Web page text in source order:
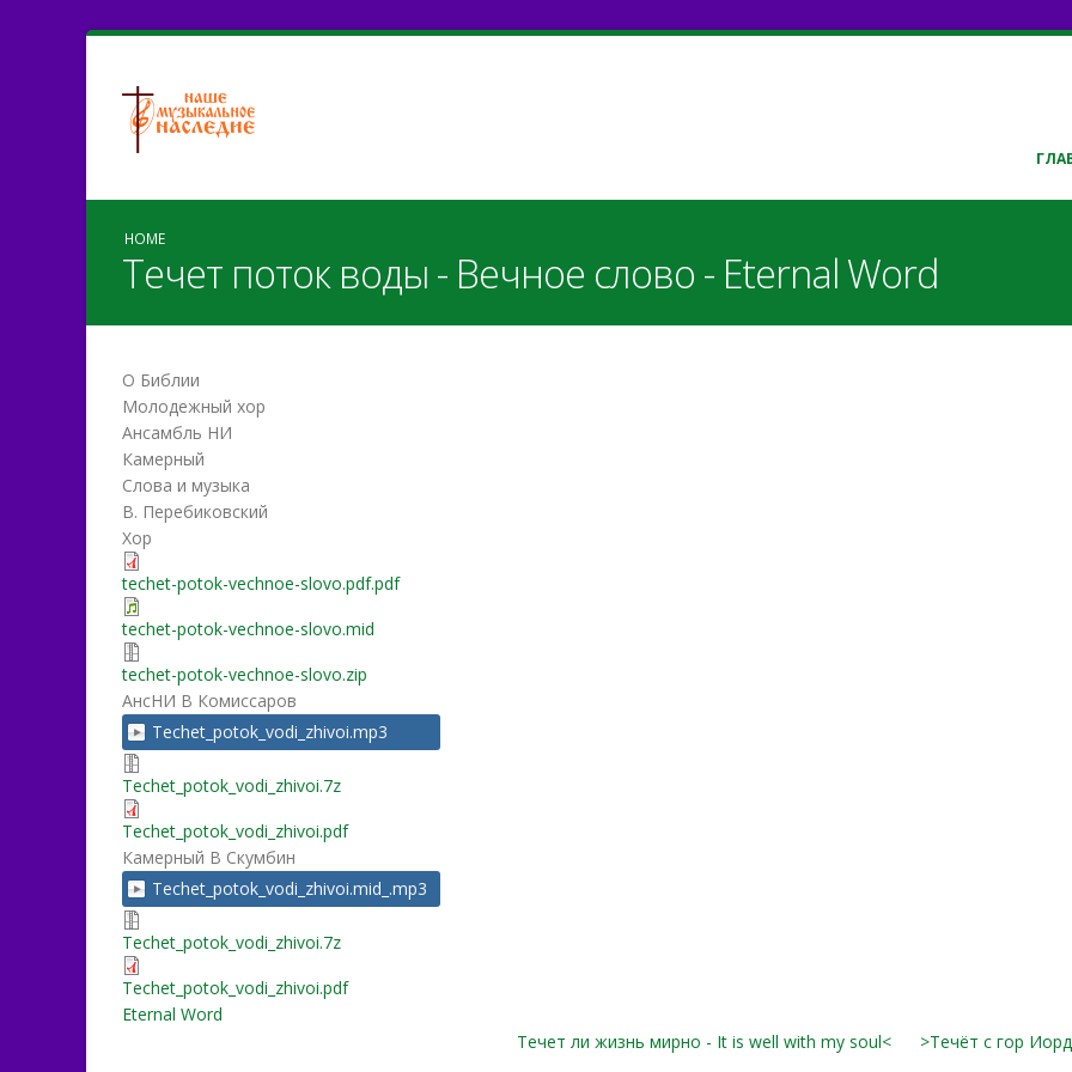
HOME
Течет поток воды - Вечное слово - Eternal Word
О Библии
Молодежный хор
Ансамбль НИ
Камерный
Слова и музыка
В. Перебиковский
Хор
techet-potok-vechnoe-slovo.pdf.pdf
techet-potok-vechnoe-slovo.mid
techet-potok-vechnoe-slovo.zip
АнсНИ В Комиссаров
Techet_potok_vodi_zhivoi.mp3
Techet_potok_vodi_zhivoi.7z
Techet_potok_vodi_zhivoi.pdf
Камерный В Скумбин
Techet_potok_vodi_zhivoi.mid_.mp3
Techet_potok_vodi_zhivoi.7z
Techet_potok_vodi_zhivoi.pdf
Eternal Word
Течет ли жизнь мирно - It is well with my soul<
>Течёт с гор